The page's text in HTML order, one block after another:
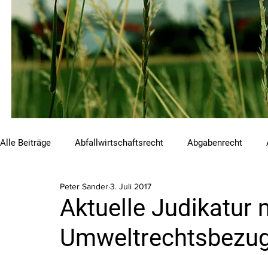
Alle Beiträge Abfallwirtschaftsrecht Abgabenrecht
Beihilfen und Förderungen
Luftreinhalterecht Naturschutzrecht
Aktuelle Judikatur
Peter Sander3. Juli 2017